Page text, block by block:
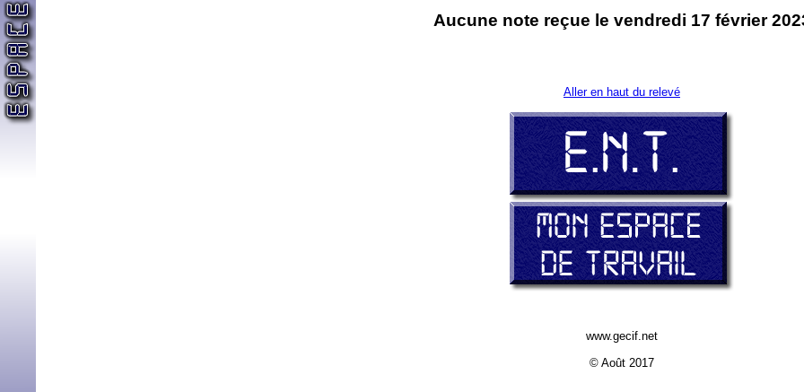
Aucune note reçue le vendredi 17 février
Aller en haut du relevé
www.gecif.net
© Août 2017